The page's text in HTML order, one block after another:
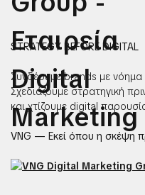
STRATEGY BEFORE DIGITAL
Συνδέουμε brands με νόημα
Σχεδιάζουμε στρατηγική
και χτίζουμε digital
VNG — Εκεί όπου η σκέψη